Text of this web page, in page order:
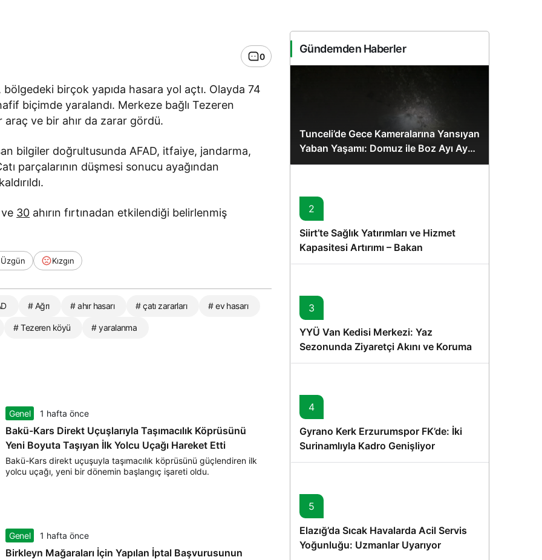
0
birçok yapıda hasara yol açtı. Olayda 74
biçimde yaralandı. Merkeze bağlı Tezeren
ve bir ahır da zarar gördü.
bilgiler doğrultusunda AFAD, itfaiye, jandarma,
parçalarının düşmesi sonucu ayağından
30 ahırın fırtınadan etkilendiği belirlenmiş
Üzgün Kızgın
# Ağrı # ahır hasarı # çatı zararları # ev hasarı
# Tezeren köyü # yaralanma
Genel 1 hafta önce
Bakü-Kars Direkt Uçuşlarıyla Taşımacılık Köprüsünü
Yeni Boyuta Taşıyan İlk Yolcu Uçağı Hareket Etti
Bakü-Kars direkt uçuşuyla taşımacılık köprüsünü güçlendiren ilk
yolcu uçağı, yeni bir dönemin başlangıç işareti oldu.
Genel 1 hafta önce
Birkleyn Mağaraları İçin Yapılan İptal Başvurusunun
Gündemden Haberler
Tunceli’de Gece Kameralarına Yansıyan
Yaban Yaşamı: Domuz ile Boz Ayı Aynı
Karede
2
Siirt’te Sağlık Yatırımları ve Hizmet
Kapasitesi Artırımı – Bakan
Memişoğlu’nun Ziyareti
3
YYÜ Van Kedisi Merkezi: Yaz
Sezonunda Ziyaretçi Akını ve Koruma
Vurgusu
4
Gyrano Kerk Erzurumspor FK’de: İki
Surinamlıyla Kadro Genişliyor
5
Elazığ’da Sıcak Havalarda Acil Servis
Yoğunluğu: Uzmanlar Uyarıyor